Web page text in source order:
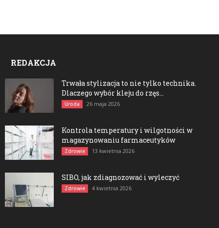
REDAKCJA
Trwała stylizacja to nie tylko technika.
Dlaczego wybór kleju do rzęs...
Uroda 26 maja 2026
Kontrola temperatury i wilgotności w
magazynowaniu farmaceutyków
Zdrowie 13 kwietnia 2026
SIBO, jak zdiagnozować i wyleczyć
Zdrowie 4 kwietnia 2026